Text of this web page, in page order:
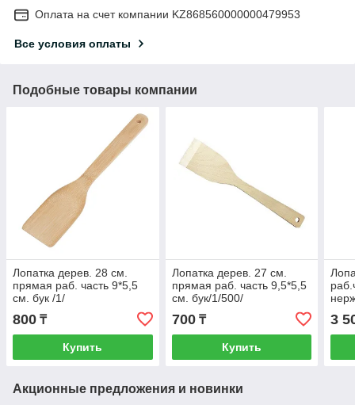
Оплата на счет компании KZ868560000000479953
Все условия оплаты
Подобные товары компании
Лопатка дерев. 28 см.
прямая раб. часть 9*5,5
см. бук /1/
800 ₸
Купить
Лопатка дерев. 27 см.
прямая раб. часть 9,5*5,5
см. бук/1/500/
700₸
Купить
3
Акционные предложения и новинки